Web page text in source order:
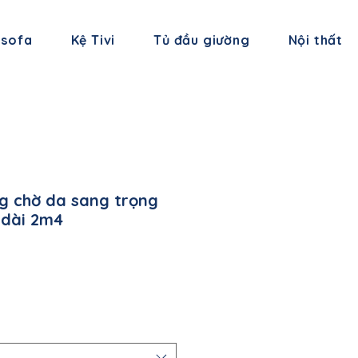
Kệ Tivi Tủ đầu giường Nội thất
chờ da sang trọng
2m4